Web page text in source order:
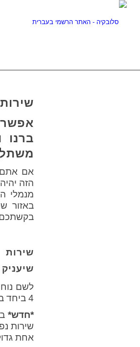
ברנו
אם אתם
הזה
מנמלי
באזור
שירות
4 ביחד בהסעה רגילה תוכלו לקרוא על העלויות ולהזמין –>
*חדש*
אחת